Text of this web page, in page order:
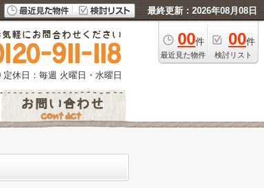
最終更新：2026年08月08日
00件
最近見た物件
00件
検討リスト
定休日：毎週 火曜日・水曜日